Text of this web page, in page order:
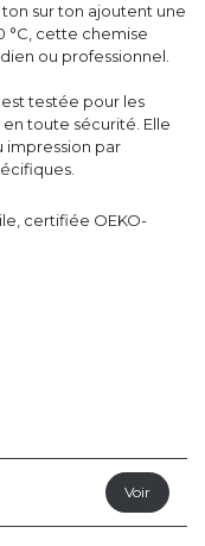
sur ton ajoutent une
°C, cette chemise
ou professionnel.
testée pour les
toute sécurité. Elle
impression par
certifiée OEKO-